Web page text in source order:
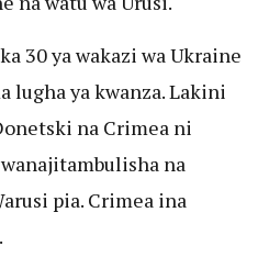
30 ya wakazi wa Ukraine
lugha ya kwanza. Lakini
na Crimea ni
na
pia. Crimea ina